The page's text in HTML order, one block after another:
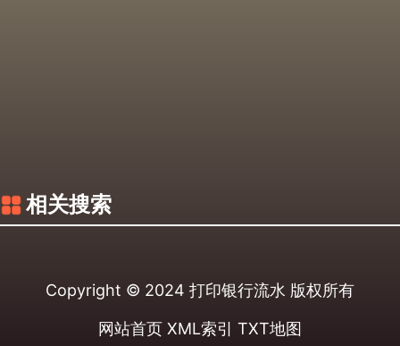
相关搜索
Copyright © 2024 打印银行流水 版权所有
网站首页 XML索引 TXT地图